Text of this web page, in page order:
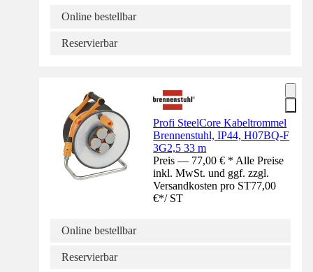
Online bestellbar
Reservierbar
Profi SteelCore Kabeltrommel
Brennenstuhl, IP44, H07BQ-F
3G2,5 33 m
Preis — 77,00 € * Alle Preise
inkl. MwSt. und ggf. zzgl.
Versandkosten pro ST77,00
€*/ ST
Online bestellbar
Reservierbar